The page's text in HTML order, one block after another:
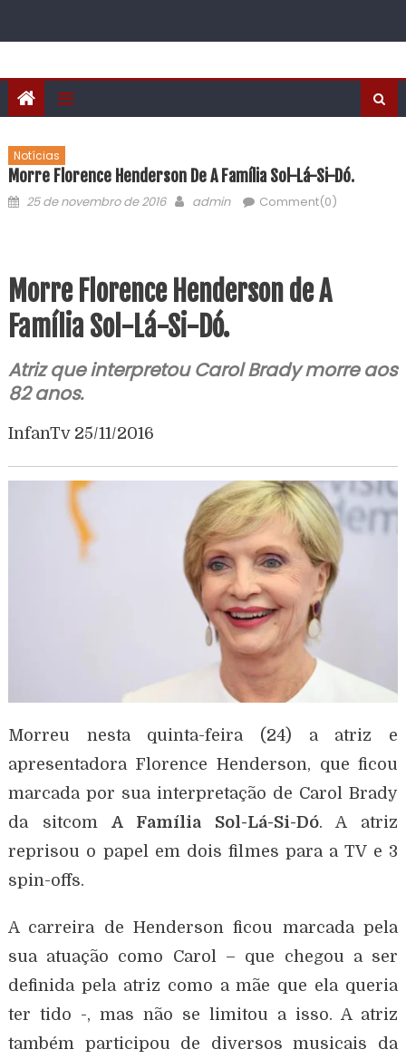
Notícias
Morre Florence Henderson De A Família Sol-Lá-Si-Dó.
25 de novembro de 2016 admin Comment(0)
Morre Florence Henderson de A
Família Sol-Lá-Si-Dó.
Atriz que interpretou Carol Brady morre aos
82 anos.
InfanTv 25/11/2016
Morreu nesta quinta-feira (24) a atriz e
apresentadora Florence Henderson, que ficou
marcada por sua interpretação de Carol Brady
da sitcomA Família Sol-Lá-Si-Dó. A atriz
reprisou o papel em dois filmes para a TV e 3
spin-offs.
A carreira de Henderson ficou marcada pela
sua atuação como Carol – que chegou a ser
definida pela atriz como a mãe que ela queria
ter tido -, mas não se limitou a isso. A atriz
também participou de diversos musicais da